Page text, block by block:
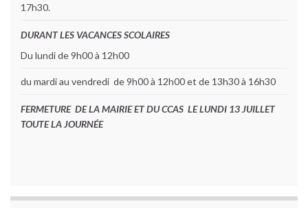
17h30.
DURANT LES VACANCES SCOLAIRES
Du lundi de 9h00 à 12h00
du mardi au vendredi de 9h00 à 12h00 et de 13h30 à 16h30
FERMETURE DE LA MAIRIE ET DU CCAS LE LUNDI 13 JUILLET
TOUTE LA JOURNÉE